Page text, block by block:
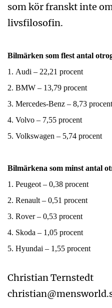
som kör franskt inte
livsfilosofin.
Bilmärken som flest antal
1. Audi – 22,21 procent
2. BMW – 13,79 procent
3. Mercedes-Benz – 8,73 procent
4. Volvo – 7,55 procent
5. Volkswagen – 5,74 procent
Bilmärkena som minst antal
1. Peugeot – 0,38 procent
2. Renault – 0,51 procent
3. Rover – 0,53 procent
4. Skoda – 1,05 procent
5. Hyundai – 1,55 procent
Christian Ternstedt